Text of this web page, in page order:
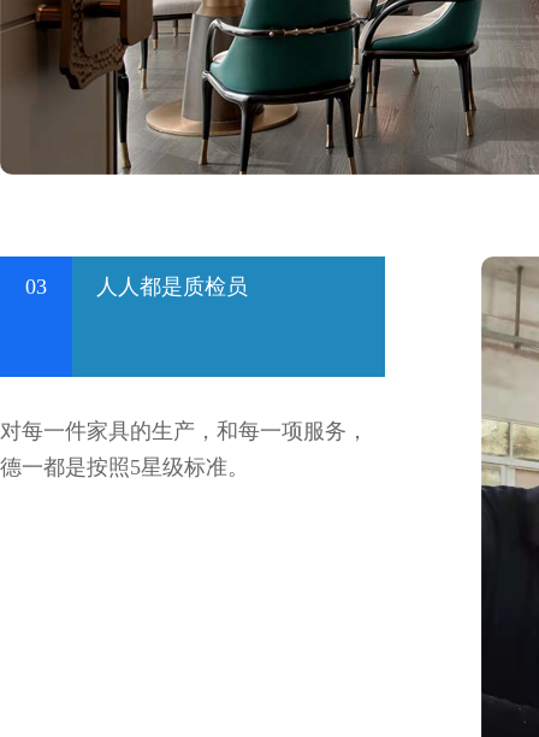
03 人人都是质检员
对每一件家具的生产，和每一项服务，
德一都是按照5星级标准。